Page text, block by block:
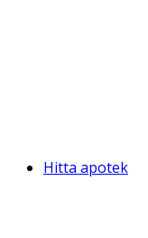
Hitta apotek